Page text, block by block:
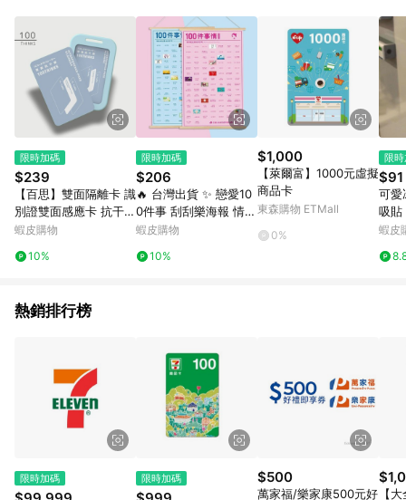
值點數、點數/禮物卡 [2025/2/16起適用] - 票券全品項
[2026/6/2起適用] 《5》回饋點數的計算將會排除【訂單活動折
扣 (含折價券折扣)】、【P幣扣抵】、【現金積點扣抵】及【訂單
運費】等金額。 《6》符合LINE POINTS回饋資格之訂單將於商
家訂單頁面標示「LINE回饋」，若無此標示則 不符合回饋LINE
POINTS點數資格亦不得使用點數紅包 。 《7》LINE購物設有
「單一商品最高回饋點數」機制 (特殊活動時開放「回饋無上
限」)，以同一訂單中同一商品不論件數計算，並依訂單成立時間
當下LINE購物所設定的回饋機制為準。 《8》LINE購物為購物資
訊整合性平台，商品資料更新會有時間差，如顯示之商品規格、
顏色、價位、贈品與PChome 24h購物銷售網頁不符，以銷售網
頁標示為準！
限時加碼
$239
【百思】雙面隔離卡 識
別證雙面感應卡 抗干擾
卡 雙卡隔離 防感應干
蝦皮購物
10%
限時加碼
$206
🔥 台灣出貨 ✨ 戀愛10
0件事 刮刮樂海報 情侶
約會清單 浪漫情人節禮
物送男友/女友 交換禮
蝦皮購物
10%
$1,000
【萊爾富】1000元虛擬
商品卡
東森購物 ETMall
0%
限
$91
可愛
吸貼
冰箱
牌稀
蝦皮
熱銷排行榜
限時加碼 限時加碼 $500
萬家福/樂家康500元好 【